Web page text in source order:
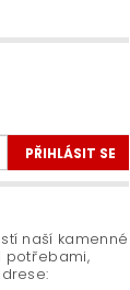
naší kamenné
potřebami,